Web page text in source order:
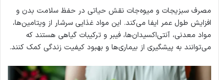
مصرف سبزیجات و میوه‌جات نقش حیاتی در حفظ سلامت بدن و
افزایش طول عمر ایفا می‌کند. این مواد غذایی سرشار از ویتامین‌ها،
مواد معدنی، آنتی‌اکسیدان‌ها، فیبر و ترکیبات گیاهی هستند که
می‌توانند به پیشگیری از بیماری‌ها و بهبود کیفیت زندگی کمک کنند.